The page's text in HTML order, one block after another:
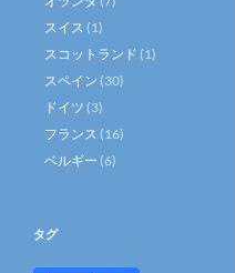
スイス (1)
スコットランド (1)
スペイン (30)
ドイツ (3)
フランス (16)
ベルギー (6)
タグ